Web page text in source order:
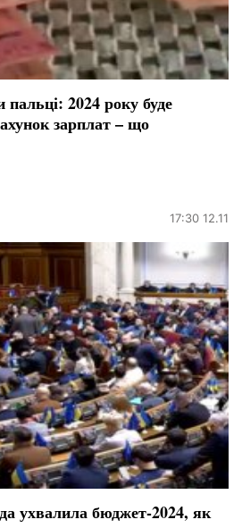
пальці: 2024 року буде
зарплат – що
17:30 12.11
ухвалила бюджет-2024, як